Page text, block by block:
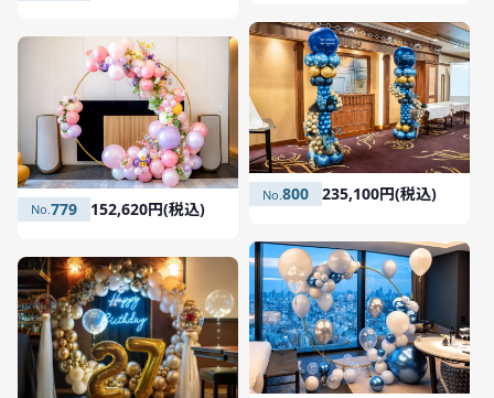
800 235,100円(税込)
779 152,620円(税込)